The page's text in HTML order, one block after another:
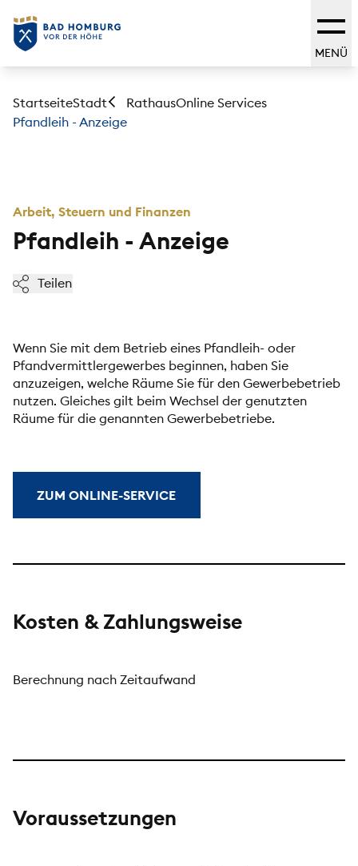
MENÜ
StartseiteStadt RathausOnline Services
Pfandleih - Anzeige
Arbeit, Steuern und Finanzen
Pfandleih - Anzeige
Teilen
Wenn Sie mit dem Betrieb eines Pfandleih- oder
Pfandvermittlergewerbes beginnen, haben Sie
anzuzeigen, welche Räume Sie für den Gewerbebetrieb
nutzen. Gleiches gilt beim Wechsel der genutzten
Räume für die genannten Gewerbebetriebe.
ZUM ONLINE-SERVICE
Kosten & Zahlungsweise
Berechnung nach Zeitaufwand
Voraussetzungen